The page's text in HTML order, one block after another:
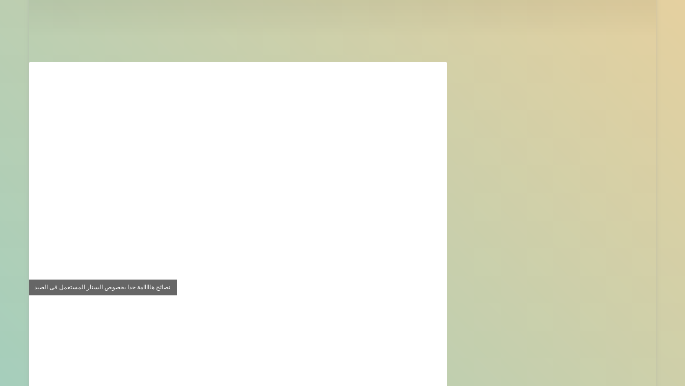
نصائح هااااامة جدا بخصوص السنار المستعمل فى الصيد